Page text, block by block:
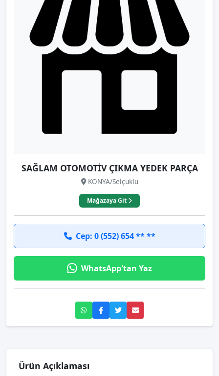
SAĞLAM OTOMOTİV ÇIKMA YEDEK PARÇA
KONYA/Selçuklu
Mağazaya Git
Cep: 0 (552) 654 ** **
WhatsApp'tan Yaz
Ürün Açıklaması